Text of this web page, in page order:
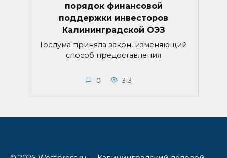
порядок финансовой
поддержки инвесторов
Калининградской ОЭЗ
Госдума приняла закон, изменяющий
способ предоставления
0 313